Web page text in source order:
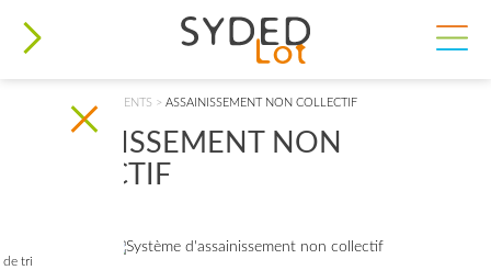
de tri
VOUS ÊTES ICI
> DOCUMENTS > ASSAINISSEMENT NON COLLECTIF
ASSAINISSEMENT NON
COLLECTIF